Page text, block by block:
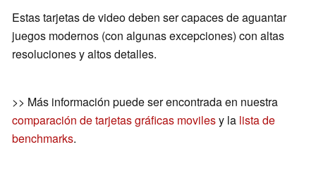
Estas tarjetas de video deben ser capaces de aguantar
juegos modernos (con algunas excepciones) con altas
resoluciones y altos detalles.
>> Más información puede ser encontrada en nuestra
comparación de tarjetas gráficas movilesy la lista de
benchmarks.